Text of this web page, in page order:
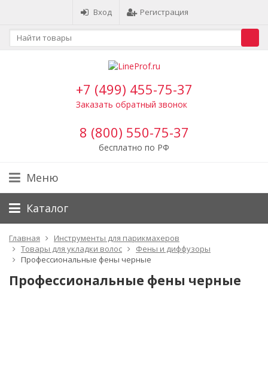
Вход Регистрация
+7 (499) 455-75-37
Заказать обратный звонок
8 (800) 550-75-37
бесплатно по РФ
Меню
Каталог
Главная
Инструменты для парикмахеров
Товары для укладки волос
Фены и диффузоры
Профессиональные фены черные
Профессиональные фены черные